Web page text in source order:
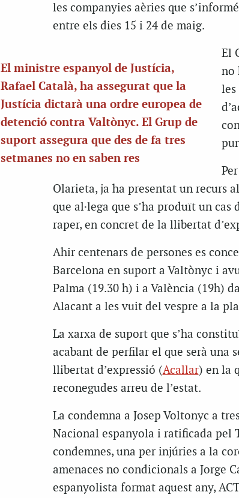
les companyies aèries que
entre els dies 15 i 24 de maig.
El ministre espanyol de Justícia,
Rafael Català, ha assegurat que la
Justícia dictarà una ordre europea de
detenció contra Valtònyc. El Grup de
suport assegura que des de fa tres
setmanes no en saben res
El
no
les
Olarieta, ja ha presentat un recurs
que al·lega que s’ha produït un
raper, en concret de la llibertat
Ahir centenars de persones es
Barcelona en suport a Valtònyc i
Palma (19.30 h) i a València (19h)
Alacant a les vuit del vespre a la
La xarxa de suport que s’ha
acabant de perfilar el que serà una
llibertat d’expressió (Acallar) en la
reconegudes arreu de l’estat.
La condemna a Josep Voltonyc a
Nacional espanyola i ratificada pel
condemnes, una per injúries a la
amenaces no condicionals a Jorge
espanyolista format aquest any,